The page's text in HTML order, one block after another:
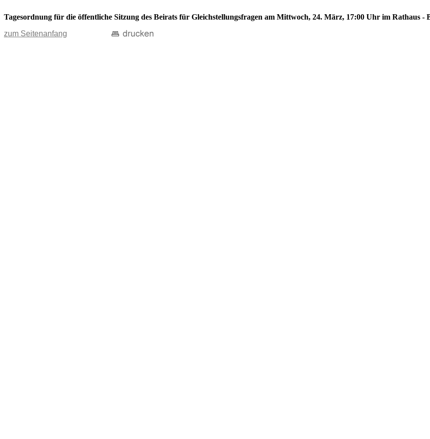
Tagesordnung für die öffentliche Sitzung des Beirats für Gleichstellungsfragen am Mittwoch, 24. März, 17:00 Uhr im Rathaus -
zum Seitenanfang